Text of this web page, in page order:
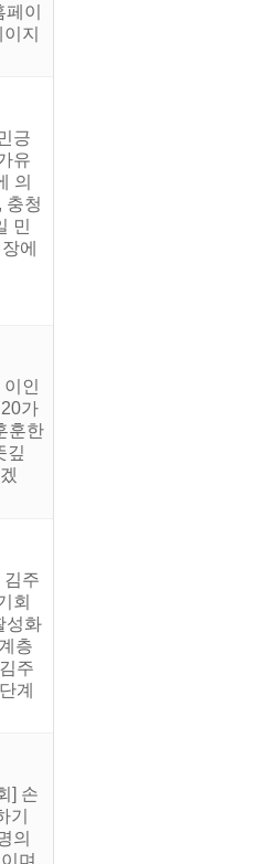
이
지
긍
유
의
충청
민
에
인
가
훈한
깊
김주
회
성화
층
주
계
] 손
기
의
며,